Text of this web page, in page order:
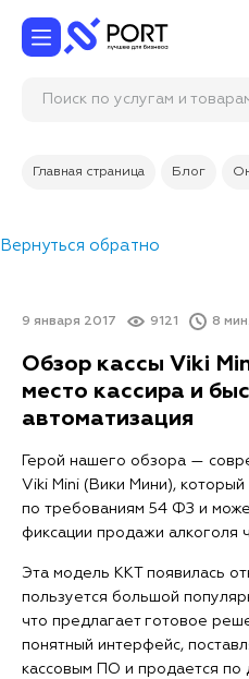
Поиск по услугам и
Главная страница Блог
Вернуться обратно
9 января 2017 9121 8 мин.
Обзор кассы Viki
место кассира и
автоматизация
Герой нашего обзора —
Viki Mini (Вики Мини),
по требованиям 54 ФЗ и
фиксации продажи алкоголя
Эта модель ККТ появилась
пользуется большой
что предлагает готовое
понятный интерфейс,
кассовым ПО и продается по